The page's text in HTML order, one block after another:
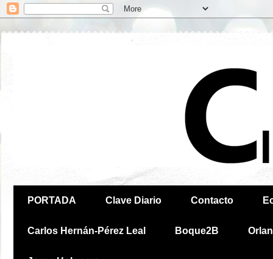
PORTADA Clave Diario Contacto
Carlos Hernán-Pérez Leal Boque2B